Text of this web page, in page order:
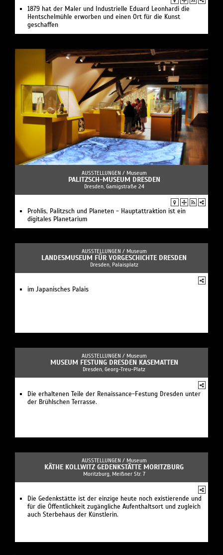
1879 hat der Maler und Industrielle Eduard Leonhardi die
Hentschelmühle erworben und einen Ort für die Kunst
geschaffen
AUSSTELLUNGEN / Museum
PALITZSCH-MUSEUM DRESDEN
Dresden, Gamigstraße 24
Prohlis, Palitzsch und Planeten - Hauptattraktion ist ein
digitales Planetarium
AUSSTELLUNGEN / Museum
LANDESMUSEUM FÜR VORGESCHICHTE DRESDEN
Dresden, Palaisplatz
im Japanisches Palais
AUSSTELLUNGEN / Museum
MUSEUM FESTUNG DRESDEN KASEMATTEN
Dresden, Georg-Treu-Platz
Die erhaltenen Teile der Renaissance-Festung Dresden unter
der Brühlschen Terrasse.
AUSSTELLUNGEN / Museum
KÄTHE KOLLWITZ GEDENKSTÄTTE MORITZBURG
Moritzburg, Meißner Str. 7
Die Gedenkstätte ist der einzige heute noch existierende und
für die Öffentlichkeit zugängliche Aufenthaltsort und zugleich
auch Sterbehaus der Künstlerin.